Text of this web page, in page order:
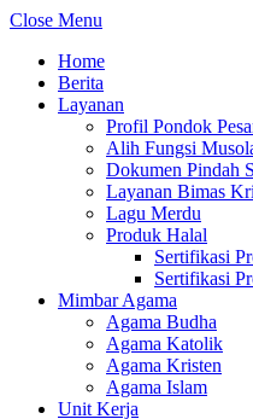
Close Menu
Home
Berita
Layanan
Profil Pondok
Alih Fungsi
Dokumen Pindah
Layanan Bimas
Lagu Merdu
Produk Halal
Sertifikasi
Sertifikasi
Mimbar Agama
Agama Budha
Agama Katolik
Agama Kristen
Agama Islam
Unit Kerja